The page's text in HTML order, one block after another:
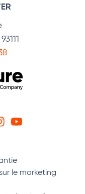
INSTAGRAM
YOUTUBE
le marketing